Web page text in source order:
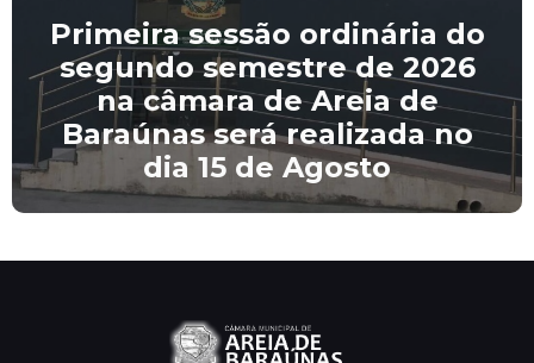
Primeira sessão ordinária do
segundo semestre de 2026
na câmara de Areia de
Baraúnas será realizada no
dia 15 de Agosto